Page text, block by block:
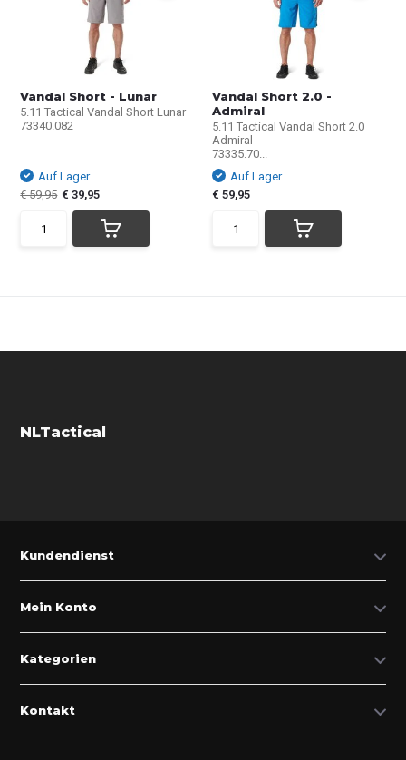
Vandal Short - Lunar
5.11 Tactical Vandal Short Lunar
73340.082
Auf Lager
€ 59,95 € 39,95
Vandal Short 2.0 -
Admiral
5.11 Tactical Vandal Short 2.0
Admiral
73335.70...
Auf Lager
€ 59,95
NLTactical
Kundendienst
Mein Konto
Kategorien
Kontakt